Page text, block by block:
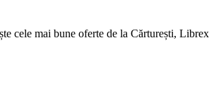
cele mai bune oferte de la Cărturești,